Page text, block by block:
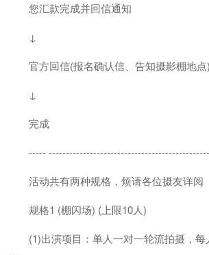
您汇款完成并回信通知
↓
官方回信(报名确认信、告知摄影棚地点)
↓
完成
-----
活动共有两种规格，烦请各位摄友详阅
规格1 (棚闪场) (上限10人)
(1)出演项目：单人一对一轮流拍摄，每